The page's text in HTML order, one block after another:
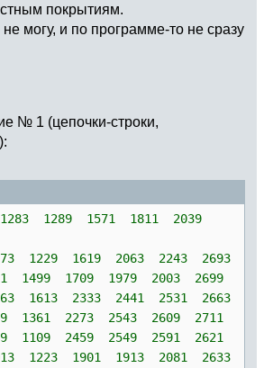
покрытиям.
могу, и по программе-то не сразу
№ 1 (цепочки-строки,
1289 1571 1811 2039
1229 1619 2063 2243 2693
1499 1709 1979 2003 2699
1613 2333 2441 2531 2663
1361 2273 2543 2609 2711
1109 2459 2549 2591 2621
1223 1901 1913 2081 2633